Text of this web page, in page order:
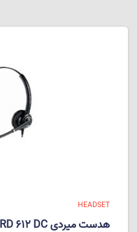
HEADSET
هدست میردی Headset Mairdi MRD 612 DC